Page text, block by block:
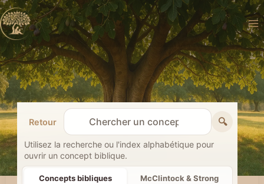
Aller
au
contenu
Retour
R
e
c
h
🔍
Utilisez la recherche ou l'index alphabétique pour
ouvrir un concept biblique.
Concepts bibliques McClintock & Strong